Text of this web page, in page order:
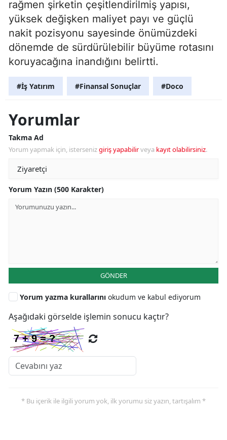
rağmen şirketin çeşitlendirilmiş yapısı,
yüksek değişken maliyet payı ve güçlü
nakit pozisyonu sayesinde önümüzdeki
dönemde de sürdürülebilir büyüme rotasını
koruyacağına inandığını belirtti.
#İş Yatırım #Finansal Sonuçlar #Doco
Yorumlar
Takma Ad
Yorum yapmak için, istersenizgiriş yapabilirveya kayıt olabilirsiniz.
Yorum Yazın (500 Karakter)
GÖNDER
Yorum yazma kurallarını okudum ve kabul ediyorum
Aşağıdaki görselde işlemin sonucu kaçtır?
* Bu içerik ile ilgili yorum yok, ilk yorumu siz yazın, tartışalım *